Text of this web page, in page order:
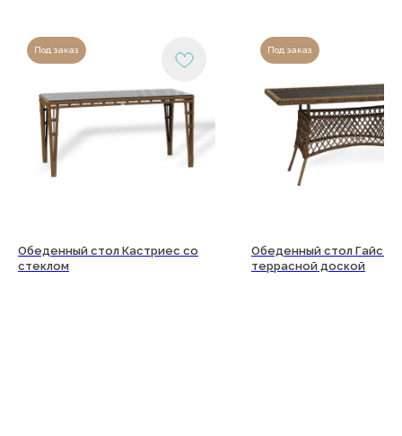
Под заказ
Обеденный стол Кастриес со
стеклом
Под заказ
Обеденный стол Гайс с
террасной доской